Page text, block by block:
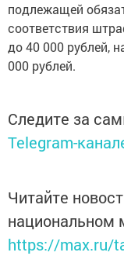
подлежащей
соответствия
до 40 000 рублей,
000 рублей.
Следите за
Telegram-
Читайте
национальном
https://max.ru/